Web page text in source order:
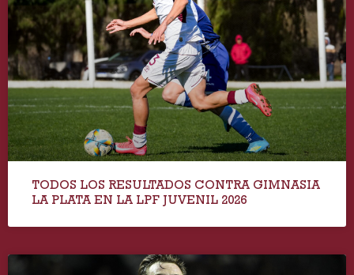
TODOS LOS RESULTADOS CONTRA GIMNASIA
LA PLATA EN LA LPF JUVENIL 2026